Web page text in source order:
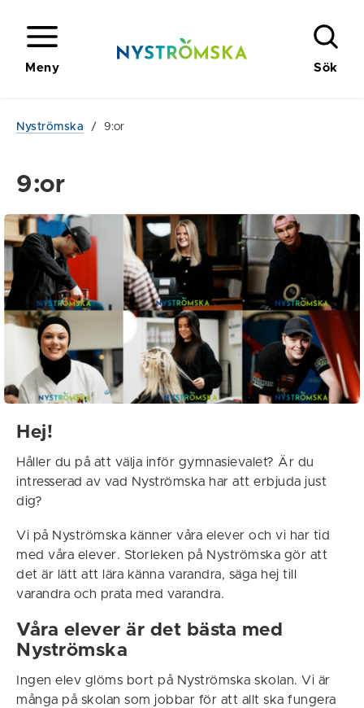
Meny Sök
Nyströmska / 9:or
9:or
Hej!
Håller du på att välja inför gymnasievalet? Är du
intresserad av vad Nyströmska har att erbjuda just
dig?
Vi på Nyströmska känner våra elever och vi har tid
med våra elever. Storleken på Nyströmska gör att
det är lätt att lära känna varandra, säga hej till
varandra och prata med varandra.
Våra elever är det bästa med
Nyströmska
Ingen elev glöms bort på Nyströmska skolan. Vi är
många på skolan som jobbar för att allt ska fungera